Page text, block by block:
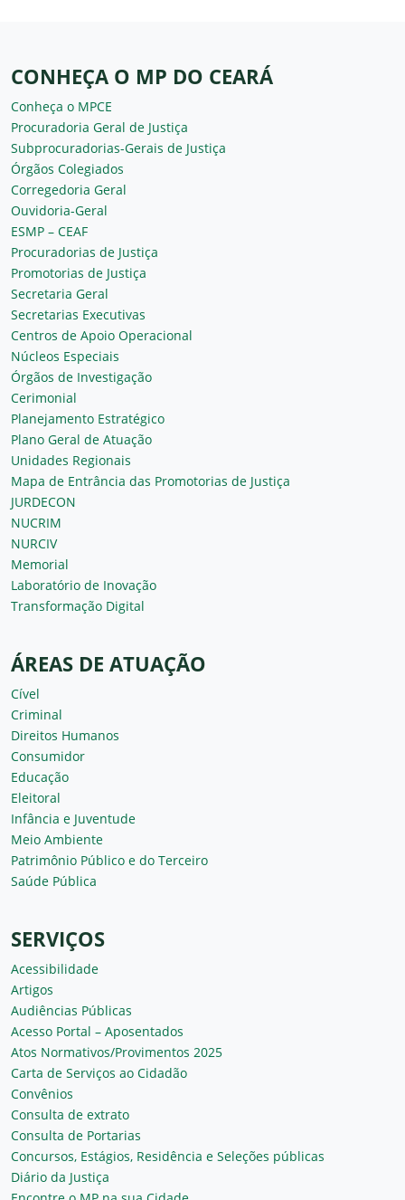
CONHEÇA O MP DO CEARÁ
Conheça o MPCE
Procuradoria Geral de Justiça
Subprocuradorias-Gerais de Justiça
Órgãos Colegiados
Corregedoria Geral
Ouvidoria-Geral
ESMP – CEAF
Procuradorias de Justiça
Promotorias de Justiça
Secretaria Geral
Secretarias Executivas
Centros de Apoio Operacional
Núcleos Especiais
Órgãos de Investigação
Cerimonial
Planejamento Estratégico
Plano Geral de Atuação
Unidades Regionais
Mapa de Entrância das Promotorias de Justiça
JURDECON
NUCRIM
NURCIV
Memorial
Laboratório de Inovação
Transformação Digital
ÁREAS DE ATUAÇÃO
Cível
Criminal
Direitos Humanos
Consumidor
Educação
Eleitoral
Infância e Juventude
Meio Ambiente
Patrimônio Público e do Terceiro
Saúde Pública
SERVIÇOS
Acessibilidade
Artigos
Audiências Públicas
Acesso Portal – Aposentados
Atos Normativos/Provimentos 2025
Carta de Serviços ao Cidadão
Convênios
Consulta de extrato
Consulta de Portarias
Concursos, Estágios, Residência e Seleções públicas
Diário da Justiça